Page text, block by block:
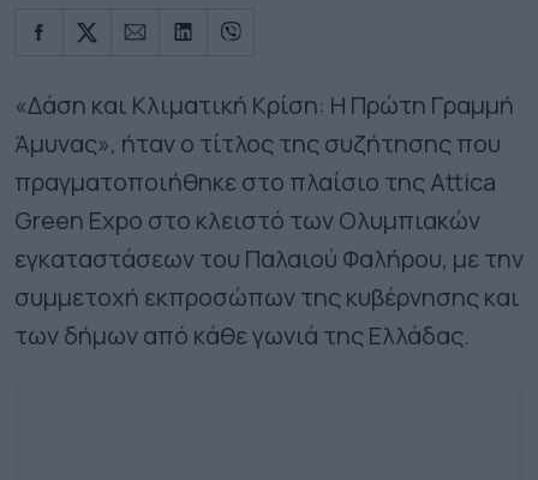
«Δάση και Κλιματική Κρίση: Η Πρώτη Γραμμή
Άμυνας», ήταν ο τίτλος της συζήτησης που
πραγματοποιήθηκε στο πλαίσιο της Attica
Green Expo στο κλειστό των Ολυμπιακών
εγκαταστάσεων του Παλαιού Φαλήρου, με την
συμμετοχή εκπροσώπων της κυβέρνησης και
των δήμων από κάθε γωνιά της Ελλάδας.